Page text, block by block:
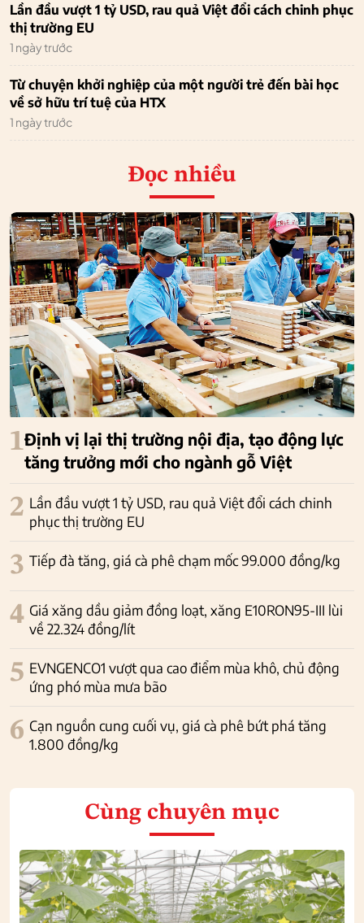
Lần đầu vượt 1 tỷ USD, rau quả Việt đổi cách chinh phục
thị trường EU
1 ngày trước
Từ chuyện khởi nghiệp của một người trẻ đến bài học
về sở hữu trí tuệ của HTX
1 ngày trước
Đọc nhiều
1Định vị lại thị trường nội địa, tạo động lực
tăng trưởng mới cho ngành gỗ Việt
2 Lần đầu vượt 1 tỷ USD, rau quả Việt đổi cách chinh
phục thị trường EU
3 Tiếp đà tăng, giá cà phê chạm mốc 99.000 đồng/kg
4 Giá xăng dầu giảm đồng loạt, xăng E10RON95-III lùi
về 22.324 đồng/lít
5 EVNGENCO1 vượt qua cao điểm mùa khô, chủ động
ứng phó mùa mưa bão
6 Cạn nguồn cung cuối vụ, giá cà phê bứt phá tăng
1.800 đồng/kg
Cùng chuyên mục